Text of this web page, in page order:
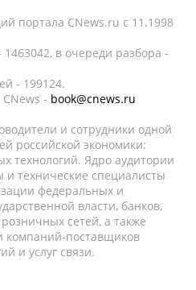
портала CNews.ru c 11.1998
в очереди разбора -
- 199124.
- book@cnews.ru
и сотрудники одной
российской экономики:
технологий. Ядро аудитории
технические специалисты
федеральных и
власти, банков,
сетей, а также
компаний-поставщиков
и услуг связи.